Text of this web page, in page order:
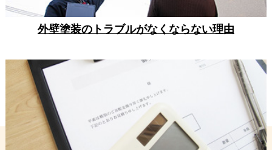
外壁塗装のトラブルがなくならない理由